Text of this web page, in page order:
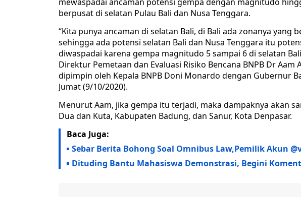
berpusat di selatan Pulau Bali dan Nusa Tenggara.
“Kita punya ancaman di selatan Bali, di Bali ada zonanya yang
sehingga ada potensi selatan Bali dan Nusa Tenggara itu
diwaspadai karena gempa magnitudo 5 sampai 6 di selatan
Direktur Pemetaan dan Evaluasi Risiko Bencana BNPB Dr
dipimpin oleh Kepala BNPB Doni Monardo dengan Gubernur
Jumat (9/10/2020).
Menurut Aam, jika gempa itu terjadi, maka dampaknya akan
Dua dan Kuta, Kabupaten Badung, dan Sanur, Kota Denpasar.
Baca Juga:
Sebar Berita Bohong Soal Omnibus Law,Pemilik Akun
Dituding Bantu Mahasiswa Demonstrasi, Begini